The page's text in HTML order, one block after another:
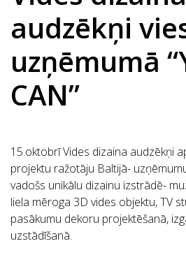
audzēkņi
uzņēmumā
CAN”
15.oktobrī Vides dizaina audzēkņi
projektu ražotāju Baltijā-
vadošs unikālu dizainu izstrādē-
liela mēroga 3D vides objektu, TV
pasākumu dekoru projektēšanā,
uzstādīšanā.